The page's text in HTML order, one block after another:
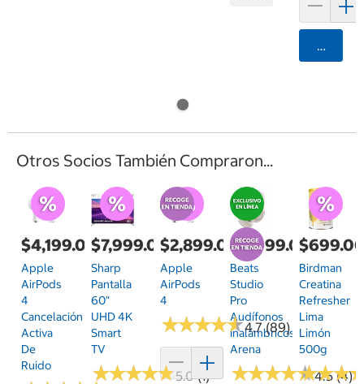
Otros Socios También Compraron...
$4,199.00
Apple
AirPods
4
Cancelación
Activa
De
Ruido
$7,999.00
Sharp
Pantalla
60"
UHD 4K
Smart
TV
★★★★★
★★★★★5.0 (1)
$2,899.00
Apple
AirPods
4
★★★★★
★★★★★4.7 (89)
$4,999.00
Beats
Studio
Pro
Audífonos
Inalámbricos
Arena
★★★★★
★★★★★4.5 (4)
Birdman
Creatina
Refresher
Lima
Limón
500g
★★★
★★★